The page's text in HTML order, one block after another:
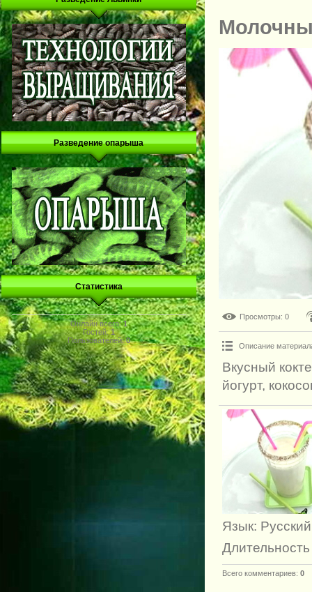
Разведение опарыша
Статистика
Онлайн всего:1
Гостей:1
Пользователей:0
Просмотры: 0
Описание
Вкусный
йогурт,
Язык: Русский
Всего комментариев: 0